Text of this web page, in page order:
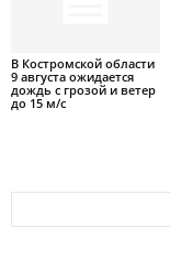
В Костромской области
9 августа ожидается
дождь с грозой и ветер
до 15 м/с